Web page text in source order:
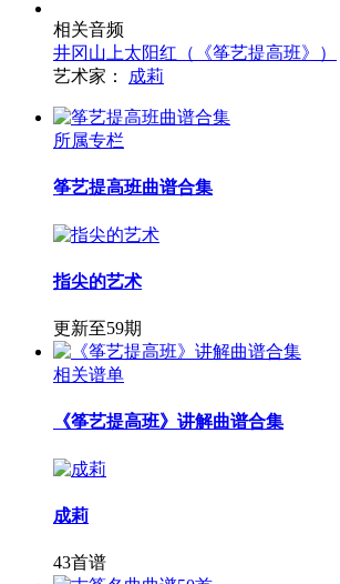
相关音频
井冈山上太阳红（《筝艺提高班》）
艺术家：
成莉
所属专栏
筝艺提高班曲谱合集
指尖的艺术
更新至59期
相关谱单
《筝艺提高班》讲解曲谱合集
成莉
43首谱